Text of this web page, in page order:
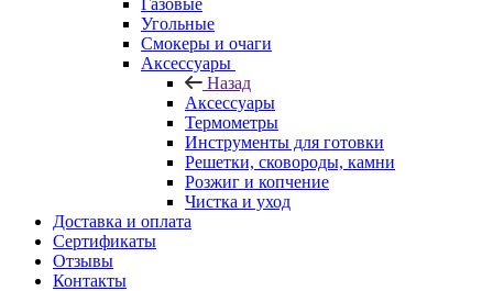
Газовые
Угольные
Смокеры и очаги
Аксессуары
Назад
Аксессуары
Термометры
Инструменты для готовки
Решетки, сковороды, камни
Розжиг и копчение
Чистка и уход
Доставка и оплата
Сертификаты
Отзывы
Контакты